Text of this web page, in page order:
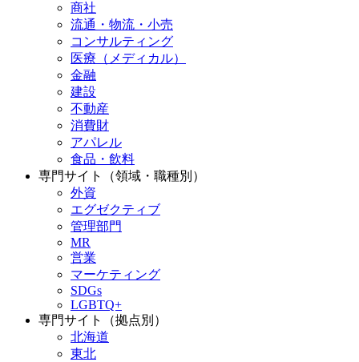
商社
流通・物流・小売
コンサルティング
医療（メディカル）
金融
建設
不動産
消費財
アパレル
食品・飲料
専門サイト（領域・職種別）
外資
エグゼクティブ
管理部門
MR
営業
マーケティング
SDGs
LGBTQ+
専門サイト（拠点別）
北海道
東北